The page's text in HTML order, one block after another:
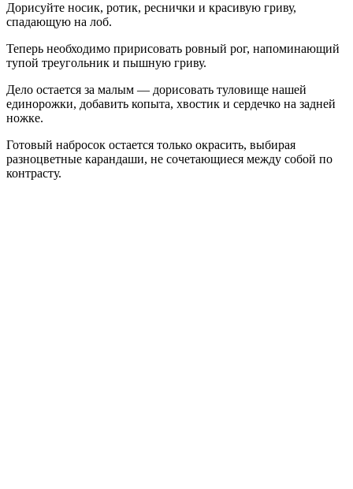
Дорисуйте носик, ротик, реснички и красивую гриву,
спадающую на лоб.
Теперь необходимо пририсовать ровный рог, напоминающий
тупой треугольник и пышную гриву.
Дело остается за малым — дорисовать туловище нашей
единорожки, добавить копыта, хвостик и сердечко на задней
ножке.
Готовый набросок остается только окрасить, выбирая
разноцветные карандаши, не сочетающиеся между собой по
контрасту.